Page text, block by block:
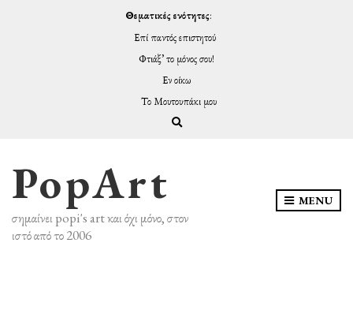
Θεματικές ενότητες:
Επί παντός επιστητού
Φτιάξ’ το μόνος σου!
Εν οίκω
Το Μουτουπάκι μου
Expand search form
PopArt
σημαίνει popi's art και όχι μόνο, στον
ιστό από το 2006
MENU